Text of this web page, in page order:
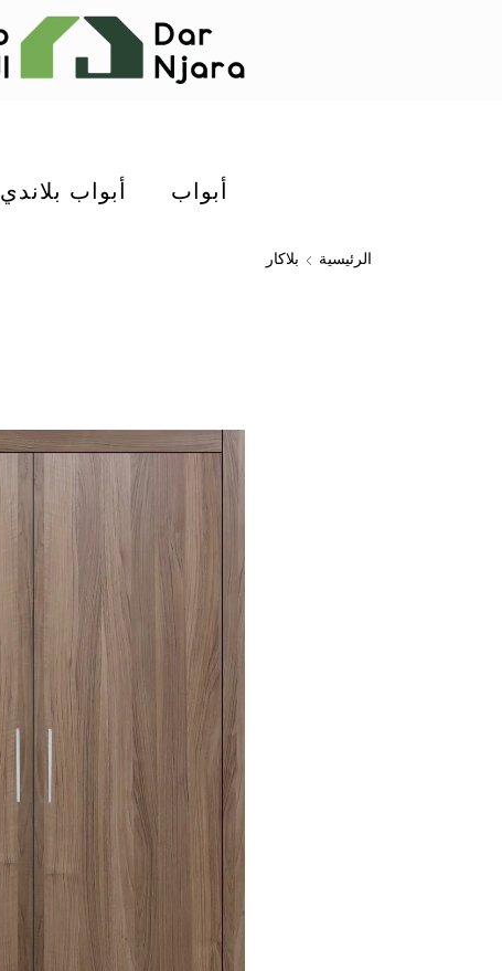
أبواب أبواب بلاندي
الرئيسية بلاكار